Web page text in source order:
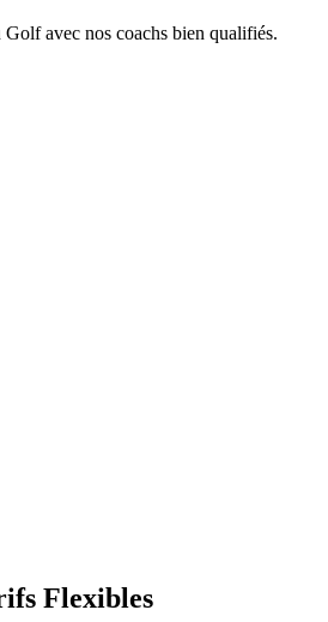
avec nos coachs bien qualifiés.
Flexibles